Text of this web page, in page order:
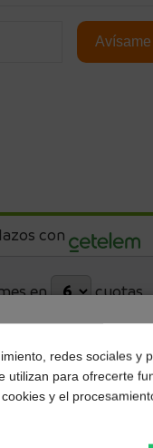
con
en cuotas
tu pedido?
los precios e
región.
redes sociales y
utilizan para ofrecerte
y el